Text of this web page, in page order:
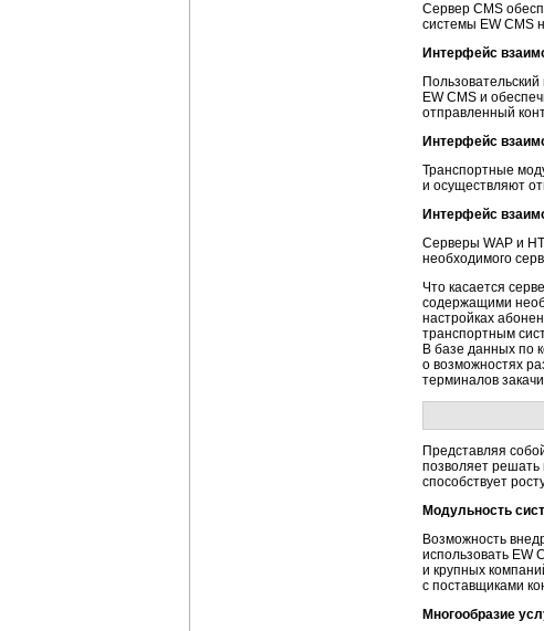
Сервер CMS
системы EW CMS
Интерфейс
EW CMS и
отправленный
Интерфейс
Транспортные
и осуществляют
Интерфейс
Серверы WAP и
необходимого
Что касается
содержащими
настройках
транспортным
В базе данных по
о возможностях
терминалов
Представляя
позволяет решать
способствует
Модульность
Возможность
использовать EW
и крупных
с поставщиками
Многообразие